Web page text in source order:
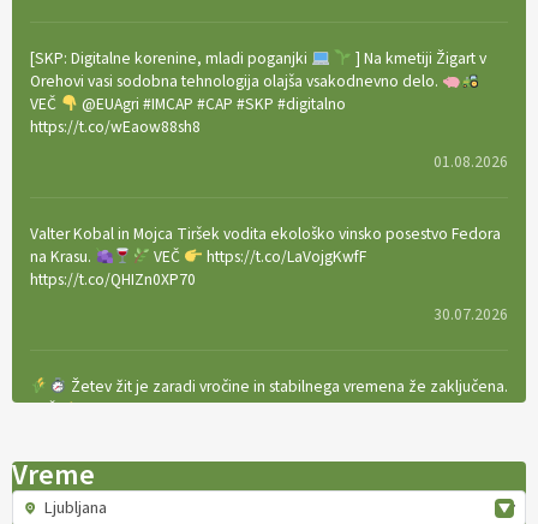
[SKP: Digitalne korenine, mladi poganjki
] Na kmetiji Žigart v
Orehovi vasi sodobna tehnologija olajša vsakodnevno delo.
VEČ
@EUAgri #IMCAP #CAP #SKP #digitalno
https://t.co/wEaow88sh8
01.08.2026
Valter Kobal in Mojca Tiršek vodita ekološko vinsko posestvo Fedora
na Krasu.
VEČ
https://t.co/LaVojgKwfF
https://t.co/QHIZn0XP70
30.07.2026
Žetev žit je zaradi vročine in stabilnega vremena že zaključena.
VEČ
https://t.co/bBWaIz6Hhh https://t.co/TtKoOF5ENS
[EKOloško = LOGIČNO
Ameriške borovnice so odlična izbira za
Vreme
Ljubljana